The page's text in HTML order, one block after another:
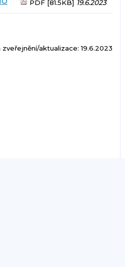
PDF [81.5KB] 19.6.2023
aktualizace: 19.6.2023